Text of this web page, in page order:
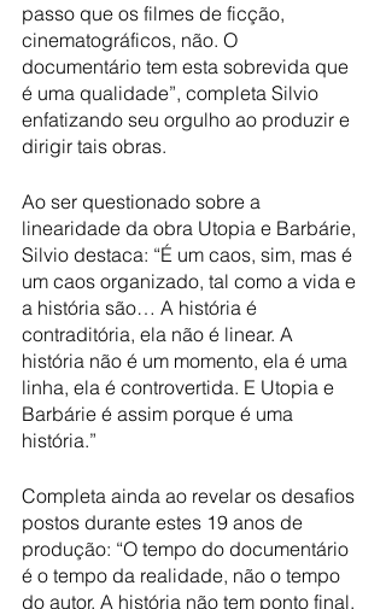
passo que os filmes de ficção,
cinematográficos, não. O
documentário tem esta sobrevida que
é uma qualidade”, completa Silvio
enfatizando seu orgulho ao produzir e
dirigir tais obras.
Ao ser questionado sobre a
linearidade da obra Utopia e Barbárie,
Silvio destaca: “É um caos, sim, mas é
um caos organizado, tal como a vida e
a história são… A história é
contraditória, ela não é linear. A
história não é um momento, ela é uma
linha, ela é controvertida. E Utopia e
Barbárie é assim porque é uma
história.”
Completa ainda ao revelar os desafios
postos durante estes 19 anos de
produção: “O tempo do documentário
é o tempo da realidade, não o tempo
do autor. A história não tem ponto final,